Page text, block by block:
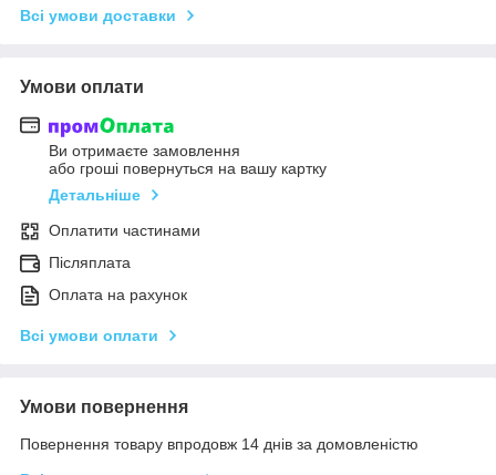
Всі умови доставки
Умови оплати
Ви отримаєте замовлення
або гроші повернуться на вашу картку
Детальніше
Оплатити частинами
Післяплата
Оплата на рахунок
Всі умови оплати
Умови повернення
Повернення товару впродовж 14 днів за домовленістю